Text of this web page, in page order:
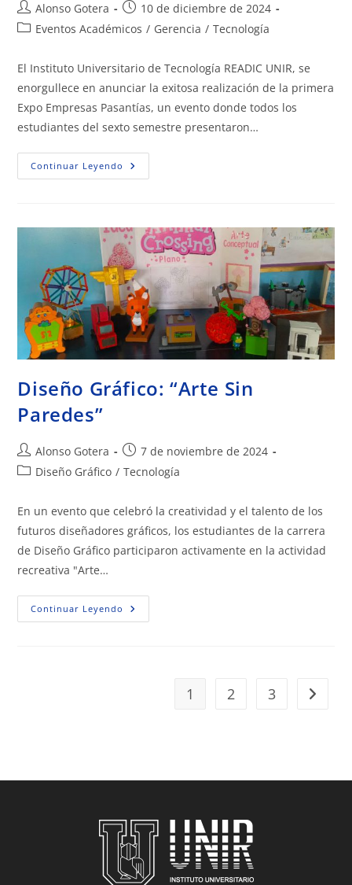
Alonso Gotera
10 de diciembre de 2024
Eventos Académicos / Gerencia / Tecnología
El Instituto Universitario de Tecnología READIC UNIR, se
enorgullece en anunciar la exitosa realización de la primera
Expo Empresas Pasantías, un evento donde todos los
estudiantes del sexto semestre presentaron…
Continuar Leyendo
Diseño Gráfico: “Arte Sin
Paredes”
Alonso Gotera
7 de noviembre de 2024
Diseño Gráfico / Tecnología
En un evento que celebró la creatividad y el talento de los
futuros diseñadores gráficos, los estudiantes de la carrera
de Diseño Gráfico participaron activamente en la actividad
recreativa "Arte…
Continuar Leyendo
1 2 3